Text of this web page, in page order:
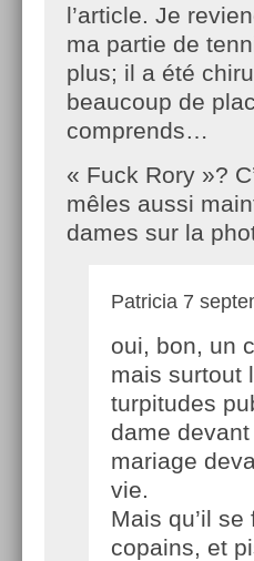
l’article. Je
ma partie de
plus; il a été
beaucoup de
comprends…
« Fuck Rory »?
mêles aussi
dames sur la
Patricia 7
oui, bon, un
mais surtout
turpitudes
dame devant
mariage
vie.
Mais qu’il
copains, et